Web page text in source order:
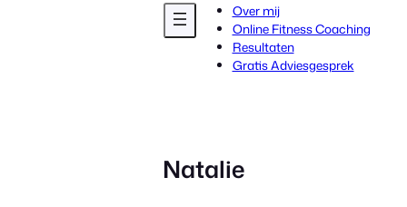
Over mij
Online Fitness Coaching
Resultaten
Gratis Adviesgesprek
Natalie